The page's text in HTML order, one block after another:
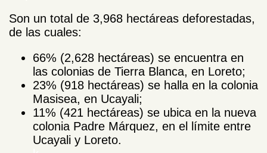
Son un total de 3,968 hectáreas deforestadas,
de las cuales:
66% (2,628 hectáreas) se encuentra en
las colonias de Tierra Blanca, en Loreto;
23% (918 hectáreas) se halla en la colonia
Masisea, en Ucayali;
11% (421 hectáreas) se ubica en la nueva
colonia Padre Márquez, en el límite entre
Ucayali y Loreto.